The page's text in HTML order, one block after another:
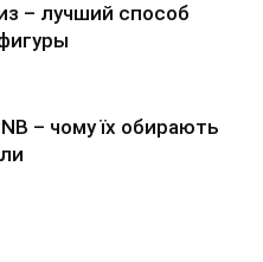
– лучший способ
– чому їх обирають